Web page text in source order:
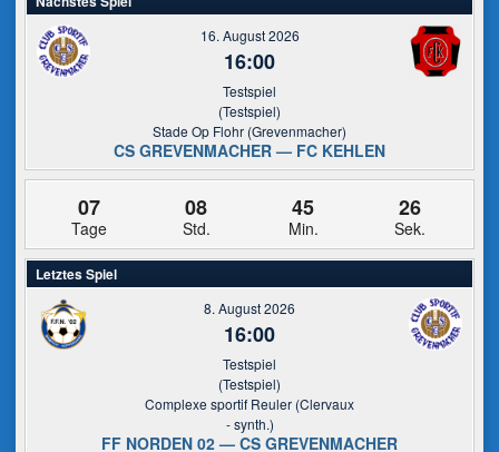
16. August 2026
16:00
Testspiel
(Testspiel)
Stade Op Flohr (Grevenmacher)
CS GREVENMACHER — FC KEHLEN
07
Tage
08
Std.
45
Min.
26
Sek.
Letztes Spiel
8. August 2026
16:00
Testspiel
(Testspiel)
Complexe sportif Reuler (Clervaux
- synth.)
FF NORDEN 02 — CS GREVENMACHER